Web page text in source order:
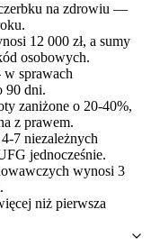
na zdrowiu —
12 000 zł, a sumy
osobowych.
sprawach
90 dni.
zaniżone o 20-40%,
z prawem.
7 niezależnych
jednocześnie.
wynosi 3
niż pierwsza